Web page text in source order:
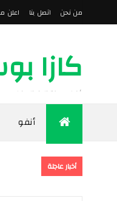
من نحن اتصل بنا اعلن
كازا
أخبار مدينة الدار البيضاء
أنفو
أخبار عاجلة